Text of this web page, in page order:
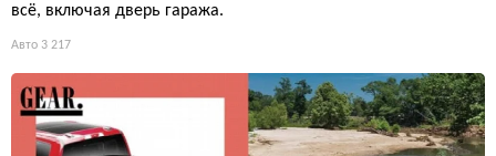
всё, включая дверь гаража.
Авто 3 217